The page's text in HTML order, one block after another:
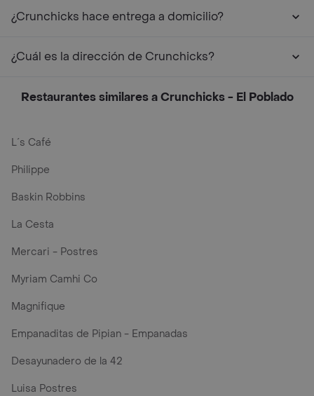
¿Crunchicks hace entrega a domicilio?
¿Cuál es la dirección de Crunchicks?
Restaurantes similares a Crunchicks - El Poblado
L´s Café
Philippe
Baskin Robbins
La Cesta
Mercari - Postres
Myriam Camhi Co
Magnifique
Empanaditas de Pipian - Empanadas
Desayunadero de la 42
Luisa Postres